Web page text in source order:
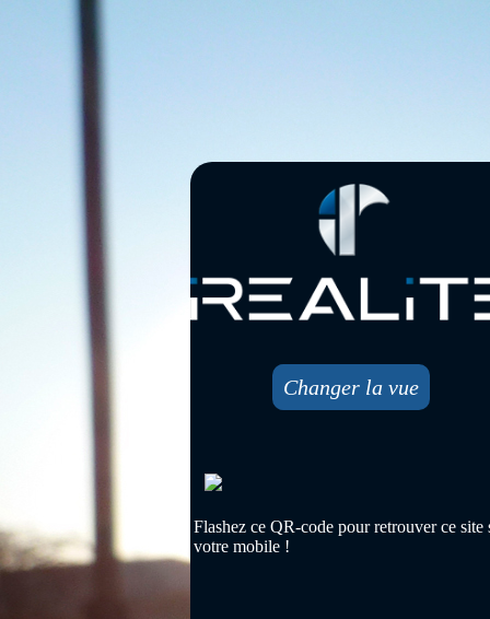
Changer la vue
Flashez ce QR-code pour retrouver ce site
votre mobile !